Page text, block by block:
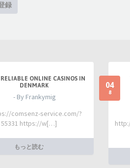
録
ONLINE CASINOS IN
DENMARK
- By Frankymig
comsenz-service.com/?
55331 https://w[…]
もっと読む
04
8